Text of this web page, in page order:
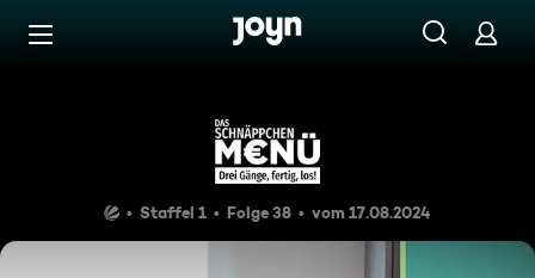
Zum Inhalt springen
Schrilles Freundinnen-Duo
Staffel 1 Folge 38 vom 17.08.2024